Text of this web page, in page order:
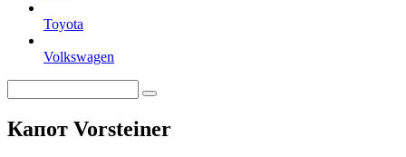
Toyota
Volkswagen
Капот Vorsteiner